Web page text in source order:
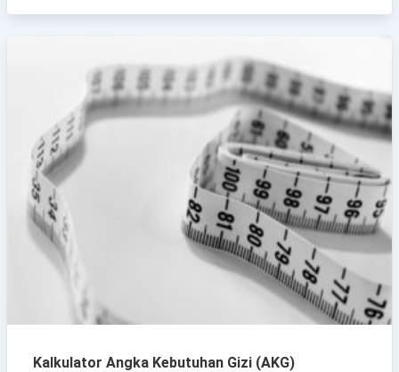
Kalkulator Angka Kebutuhan Gizi (AKG)